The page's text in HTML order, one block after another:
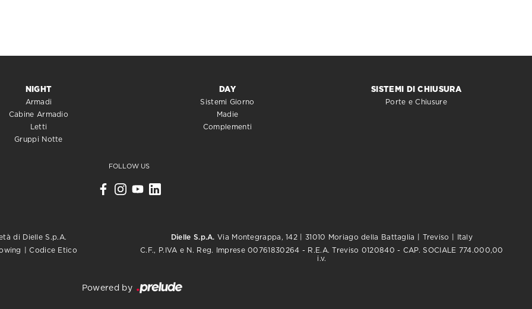
NIGHT
Armadi
Cabine Armadio
Letti
Gruppi Notte
DAY
Sistemi Giorno
Madie
Complementi
SISTEMI DI CHIUSURA
Porte e Chiusure
FOLLOW US
di Dielle S.p.A.
|Codice Etico
Dielle S.p.A. Via Montegrappa, 142 | 31010 Moriago della Battaglia | Treviso | Italy
C.F., P.IVA e N. Reg. Imprese 00761830264 - R.E.A. Treviso 0120840 - CAP. SOCIALE 774.000,00
i.v.
Powered by